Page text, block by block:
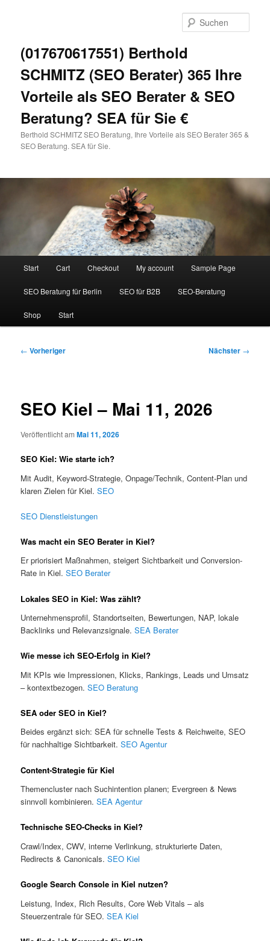
(017670617551) Berthold
SCHMITZ (SEO Berater) 365 Ihre
Vorteile als SEO Berater & SEO
Beratung? SEA für Sie €
Berthold SCHMITZ SEO Beratung, Ihre Vorteile als SEO Berater 365 &
SEO Beratung. SEA für Sie.
Start Cart Checkout My account Sample Page
SEO Beratung für Berlin SEO für B2B SEO-Beratung
Shop Start
Beitragsnavigation
← Vorheriger Nächster →
SEO Kiel – Mai 11, 2026
Veröffentlicht amMai 11, 2026
SEO Kiel: Wie starte ich?
Mit Audit, Keyword-Strategie, Onpage/Technik, Content-Plan und
klaren Zielen für Kiel.SEO
SEO Dienstleistungen
Was macht ein SEO Berater in Kiel?
Er priorisiert Maßnahmen, steigert Sichtbarkeit und Conversion-
Rate in Kiel.SEO Berater
Lokales SEO in Kiel: Was zählt?
Unternehmensprofil, Standortseiten, Bewertungen, NAP, lokale
Backlinks und Relevanzsignale.SEA Berater
Wie messe ich SEO-Erfolg in Kiel?
Mit KPIs wie Impressionen, Klicks, Rankings, Leads und Umsatz
– kontextbezogen.SEO Beratung
SEA oder SEO in Kiel?
Beides ergänzt sich: SEA für schnelle Tests & Reichweite, SEO
für nachhaltige Sichtbarkeit.SEO Agentur
Content-Strategie für Kiel
Themencluster nach Suchintention planen; Evergreen & News
sinnvoll kombinieren.SEA Agentur
Technische SEO-Checks in Kiel?
Crawl/Index, CWV, interne Verlinkung, strukturierte Daten,
Redirects & Canonicals.SEO Kiel
Google Search Console in Kiel nutzen?
Leistung, Index, Rich Results, Core Web Vitals – als
Steuerzentrale für SEO.SEA Kiel